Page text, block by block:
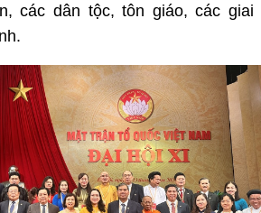
các dân tộc, tôn giáo, các giai